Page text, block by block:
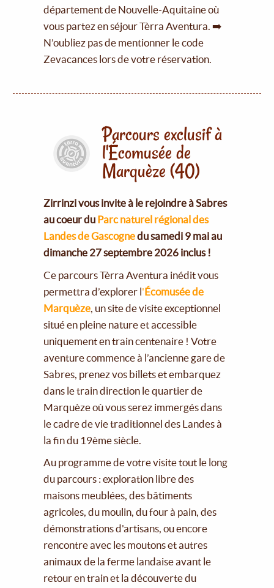
département de Nouvelle-Aquitaine où
vous partez en séjour Tèrra Aventura. ➡️
N’oubliez pas de mentionner le code
Zevacances lors de votre réservation.
Parcours exclusif à
l'Écomusée de
Marquèze (40)
Zirrinzi vous invite à le rejoindre à Sabres
au coeur du Parc naturel régional des
Landes de Gascognedu samedi 9 mai au
dimanche 27 septembre 2026 inclus !
Ce parcours Tèrra Aventura inédit vous
permettra d’explorer l'Écomusée de
Marquèze , un site de visite exceptionnel
situé en pleine nature et accessible
uniquement en train centenaire ! Votre
aventure commence à l’ancienne gare de
Sabres, prenez vos billets et embarquez
dans le train direction le quartier de
Marquèze où vous serez immergés dans
le cadre de vie traditionnel des Landes à
la fin du 19ème siècle.
Au programme de votre visite tout le long
du parcours : exploration libre des
maisons meublées, des bâtiments
agricoles, du moulin, du four à pain, des
démonstrations d'artisans, ou encore
rencontre avec les moutons et autres
animaux de la ferme landaise avant le
retour en train et la découverte du